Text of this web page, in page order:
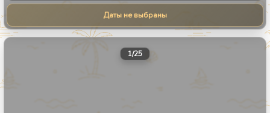
Даты не выбраны
1/25